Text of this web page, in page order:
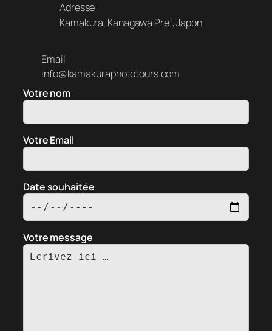
Adresse
Kamakura, Kanagawa Pref, Japon
Email
info@kamakuraphototours.com
Votre nom
Votre Email
Date souhaitée
Votre message